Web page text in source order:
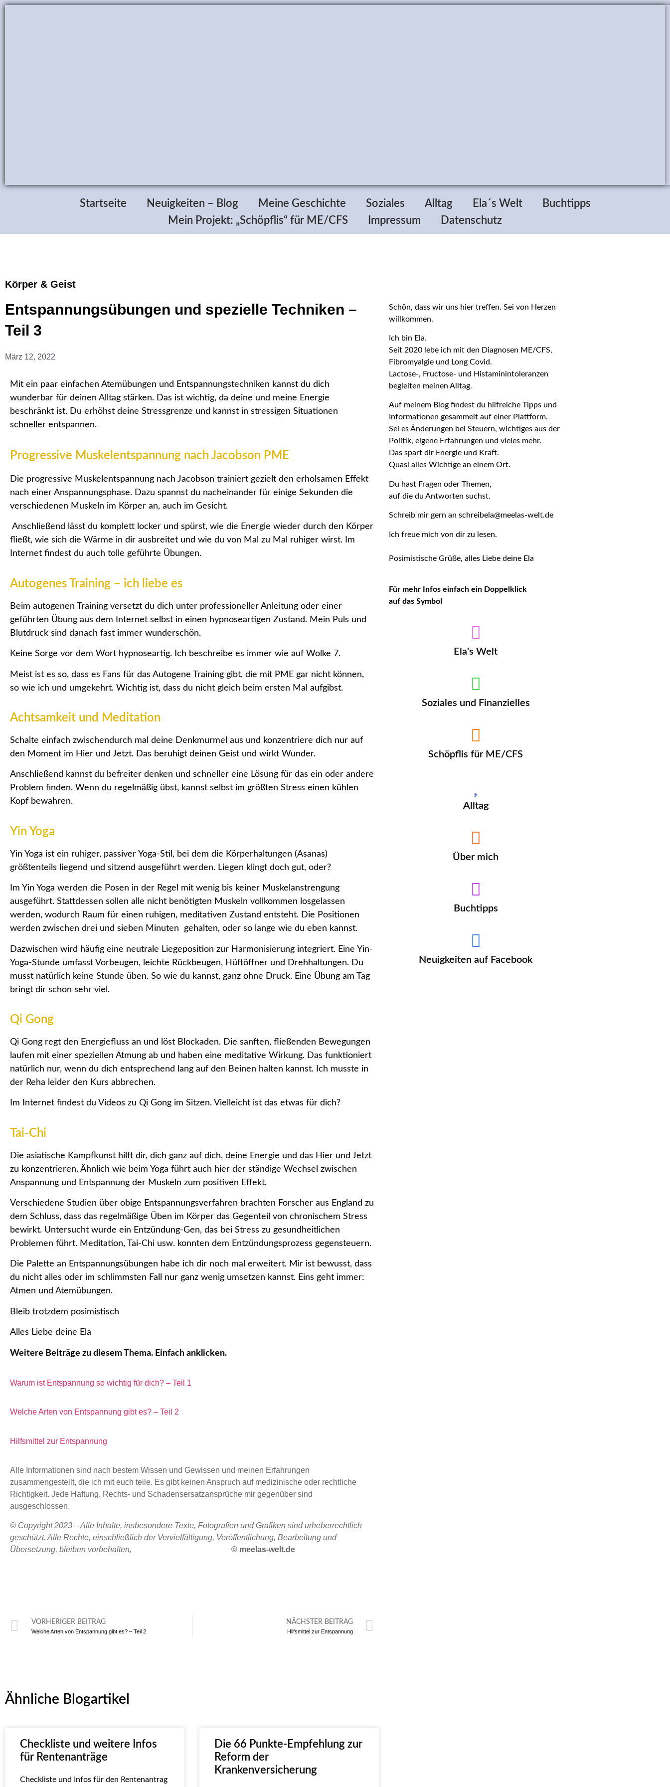
Startseite Neuigkeiten – Blog Meine Geschichte Soziales Alltag Ela´s Welt
Buchtipps
Mein Projekt: „Schöpflis“ für ME/CFS
Impressum Datenschutz
Körper & Geist
Entspannungsübungen und spezielle Techniken –
Teil 3
März 12, 2022
Mit ein paar einfachen Atemübungen und Entspannungstechniken kannst du dich
wunderbar für deinen Alltag stärken. Das ist wichtig, da deine und meine Energie
beschränkt ist. Du erhöhst deine Stressgrenze und kannst in stressigen Situationen
schneller entspannen.
Progressive Muskelentspannung nach Jacobson PME
Die progressive Muskelentspannung nach Jacobson trainiert gezielt den erholsamen Effekt
nach einer Anspannungsphase. Dazu spannst du nacheinander für einige Sekunden die
verschiedenen Muskeln im Körper an, auch im Gesicht.
Anschließend lässt du komplett locker und spürst, wie die Energie wieder durch den Körper
fließt, wie sich die Wärme in dir ausbreitet und wie du von Mal zu Mal ruhiger wirst. Im
Internet findest du auch tolle geführte Übungen.
Autogenes Training – ich liebe es
Beim autogenen Training versetzt du dich unter professioneller Anleitung oder einer
geführten Übung aus dem Internet selbst in einen hypnoseartigen Zustand. Mein Puls und
Blutdruck sind danach fast immer wunderschön.
Keine Sorge vor dem Wort hypnoseartig. Ich beschreibe es immer wie auf Wolke 7.
Meist ist es so, dass es Fans für das Autogene Training gibt, die mit PME gar nicht können,
so wie ich und umgekehrt. Wichtig ist, dass du nicht gleich beim ersten Mal aufgibst.
Achtsamkeit und Meditation
Schalte einfach zwischendurch mal deine Denkmurmel aus und konzentriere dich nur auf
den Moment im Hier und Jetzt. Das beruhigt deinen Geist und wirkt Wunder.
Anschließend kannst du befreiter denken und schneller eine Lösung für das ein oder andere
Problem finden. Wenn du regelmäßig übst, kannst selbst im größten Stress einen kühlen
Kopf bewahren.
Yin Yoga
Yin Yoga ist ein ruhiger, passiver Yoga-Stil, bei dem die Körperhaltungen (Asanas)
größtenteils liegend und sitzend ausgeführt werden. Liegen klingt doch gut, oder?
Im Yin Yoga werden die Posen in der Regel mit wenig bis keiner Muskelanstrengung
ausgeführt. Stattdessen sollen alle nicht benötigten Muskeln vollkommen losgelassen
werden, wodurch Raum für einen ruhigen, meditativen Zustand entsteht. Die Positionen
werden zwischen drei und sieben Minuten gehalten, oder so lange wie du eben kannst.
Dazwischen wird häufig eine neutrale Liegeposition zur Harmonisierung integriert. Eine Yin-
Yoga-Stunde umfasst Vorbeugen, leichte Rückbeugen, Hüftöffner und Drehhaltungen. Du
musst natürlich keine Stunde üben. So wie du kannst, ganz ohne Druck. Eine Übung am Tag
bringt dir schon sehr viel.
Qi Gong
Qi Gong regt den Energiefluss an und löst Blockaden. Die sanften, fließenden Bewegungen
laufen mit einer speziellen Atmung ab und haben eine meditative Wirkung. Das funktioniert
natürlich nur, wenn du dich entsprechend lang auf den Beinen halten kannst. Ich musste in
der Reha leider den Kurs abbrechen.
Im Internet findest du Videos zu Qi Gong im Sitzen. Vielleicht ist das etwas für dich?
Tai-Chi
Die asiatische Kampfkunst hilft dir, dich ganz auf dich, deine Energie und das Hier und Jetzt
zu konzentrieren. Ähnlich wie beim Yoga führt auch hier der ständige Wechsel zwischen
Anspannung und Entspannung der Muskeln zum positiven Effekt.
Verschiedene Studien über obige Entspannungsverfahren brachten Forscher aus England zu
dem Schluss, dass das regelmäßige Üben im Körper das Gegenteil von chronischem Stress
bewirkt. Untersucht wurde ein Entzündung-Gen, das bei Stress zu gesundheitlichen
Problemen führt. Meditation, Tai-Chi usw. konnten dem Entzündungsprozess gegensteuern.
Die Palette an Entspannungsübungen habe ich dir noch mal erweitert. Mir ist bewusst, dass
du nicht alles oder im schlimmsten Fall nur ganz wenig umsetzen kannst. Eins geht immer:
Atmen und Atemübungen.
Bleib trotzdem posimistisch
Alles Liebe deine Ela
Weitere Beiträge zu diesem Thema. Einfach anklicken.
Warum ist Entspannung so wichtig für dich? – Teil 1
Welche Arten von Entspannung gibt es? – Teil 2
Hilfsmittel zur Entspannung
Alle Informationen sind nach bestem Wissen und Gewissen und meinen Erfahrungen
zusammengestellt, die ich mit euch teile. Es gibt keinen Anspruch auf medizinische oder rechtliche
Richtigkeit. Jede Haftung, Rechts- und Schadensersatzansprüche mir gegenüber sind
ausgeschlossen.
© Copyright 2023 – Alle Inhalte, insbesondere Texte, Fotografien und Grafiken sind urheberrechtlich
geschützt. Alle Rechte, einschließlich der Vervielfältigung, Veröffentlichung, Bearbeitung und
Übersetzung, bleiben vorbehalten,
© meelas-welt.de
VORHERIGER BEITRAG
Welche Arten von Entspannung gibt es? – Teil 2
NÄCHSTER BEITRAG
Hilfsmittel zur Entspannung
Ähnliche Blogartikel
Checkliste und weitere Infos
für Rentenanträge
Checkliste und Infos für den Rentenantrag
Die 66 Punkte-Empfehlung zur
Reform der
Krankenversicherung
Schön, dass wir uns hier treffen. Sei von Herzen
willkommen.
Ich bin Ela.
Seit 2020 lebe ich mit den Diagnosen ME/CFS,
Fibromyalgie und Long Covid.
Lactose-, Fructose- und Histaminintoleranzen
begleiten meinen Alltag.
Auf meinem Blog findest du hilfreiche Tipps und
Informationen gesammelt auf einer Plattform.
Sei es Änderungen bei Steuern, wichtiges aus der
Politik, eigene Erfahrungen und vieles mehr.
Das spart dir Energie und Kraft.
Quasi alles Wichtige an einem Ort.
Du hast Fragen oder Themen,
auf die du Antworten suchst.
Schreib mir gern an schreibela@meelas-welt.de
Ich freue mich von dir zu lesen.
Posimistische Grüße, alles Liebe deine Ela
Für mehr Infos einfach ein Doppelklick
auf das Symbol
Ela's Welt
Soziales und Finanzielles
Schöpflis für ME/CFS
Alltag
Über mich
Buchtipps
Neuigkeiten auf Facebook